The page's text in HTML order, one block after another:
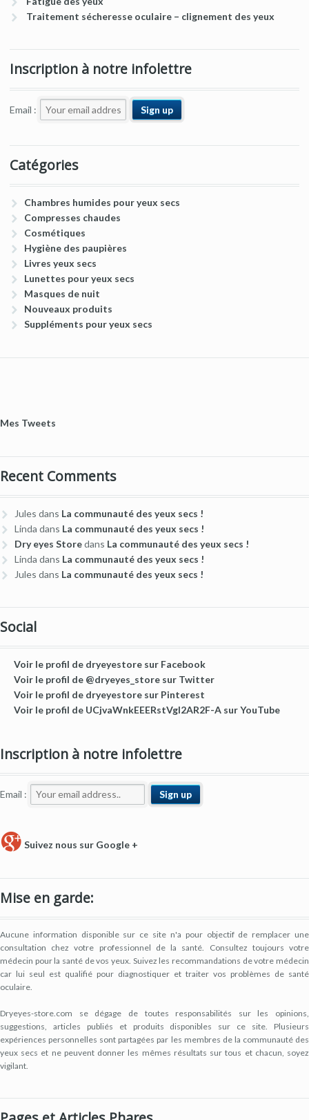
Traitement sécheresse oculaire – clignement des yeux
Inscription à notre infolettre
Email :
Catégories
Chambres humides pour yeux secs
Compresses chaudes
Cosmétiques
Hygiène des paupières
Livres yeux secs
Lunettes pour yeux secs
Masques de nuit
Nouveaux produits
Suppléments pour yeux secs
Mes Tweets
Recent Comments
Jules dans La communauté des yeux secs !
Linda dans La communauté des yeux secs !
Dry eyes Storedans La communauté des yeux secs !
Linda dans La communauté des yeux secs !
Jules dans La communauté des yeux secs !
Social
Voir le profil de dryeyestore sur Facebook
Voir le profil de @dryeyes_store sur Twitter
Voir le profil de dryeyestore sur Pinterest
Voir le profil de UCjvaWnkEEERstVgI2AR2F-A sur YouTube
Inscription à notre infolettre
Email :
Suivez nous sur Google +
Mise en garde:
Aucune information disponible sur ce site n'a pour objectif de remplacer une
consultation chez votre professionnel de la santé. Consultez toujours votre
médecin pour la santé de vos yeux. Suivez les recommandations de votre médecin
car lui seul est qualifié pour diagnostiquer et traiter vos problèmes de santé
oculaire.
Dryeyes-store.com se dégage de toutes responsabilités sur les opinions,
suggestions, articles publiés et produits disponibles sur ce site. Plusieurs
expériences personnelles sont partagées par les membres de la communauté des
yeux secs et ne peuvent donner les mêmes résultats sur tous et chacun, soyez
vigilant.